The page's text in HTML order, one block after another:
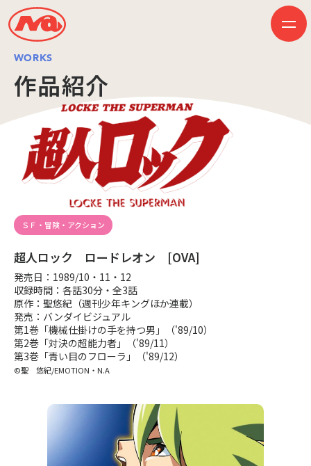
〒104-0061
東京都中央区銀座7丁目13番20号 銀座THビル5F
HOME
ニュース
ビジネス
作品紹介
会社案内
創業50周年記念ページ
音楽配信
プレスリリース
お問い合わせ
WORKS
作品紹介
ＳＦ・冒険・アクション
超人ロック ロードレオン [OVA]
発売日：1989/10・11・12
収録時間：各話30分・全3話
原作：聖悠紀（週刊少年キングほか連載）
発売：バンダイビジュアル
第1巻「機械仕掛けの手を持つ男」（'89/10）
第2巻「対決の超能力者」（'89/11）
第3巻「青い目のフローラ」（'89/12）
©聖 悠紀/EMOTION・N.A